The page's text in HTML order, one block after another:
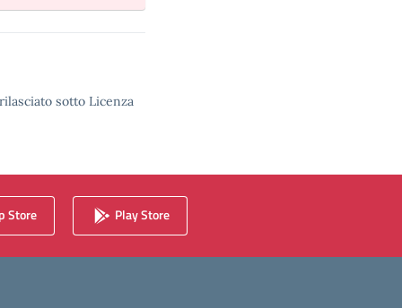
sotto Licenza
Store Play Store